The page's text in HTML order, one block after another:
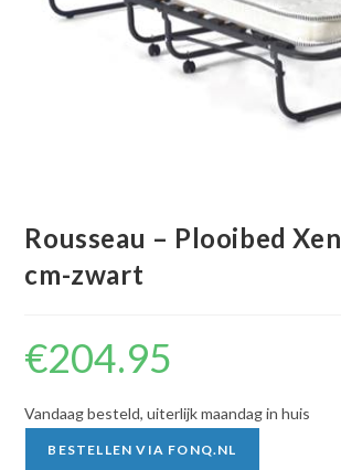
Rousseau – Plooibed
cm-zwart
€204.95
Vandaag besteld, uiterlijk maandag in huis
BESTELLEN VIA FONQ.NL